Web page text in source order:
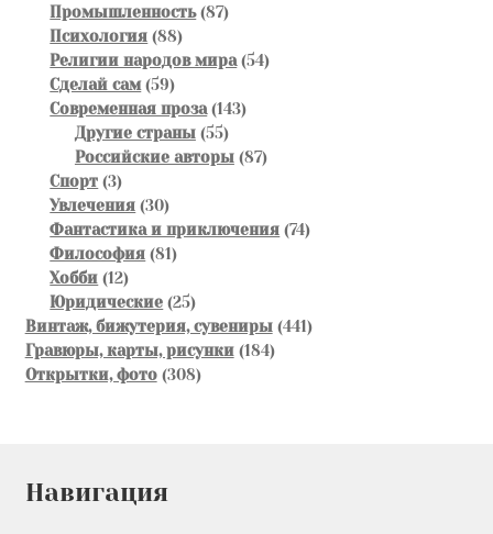
товаров
Промышленность 8787
Психология 8888
товаров
Религии народов мира 5454
Сделай сам 5959
товаров
Современная проза 143143
Другие страны 5555
товаров
Российские авторы 8787
Спорт 33
товара
Увлечения 3030
товаров
Фантастика и приключения 7474
Философия 8181
Хобби 1212
товаров
Юридические 2525
товаров
Винтаж, бижутерия, сувениры 441441
Гравюры, карты, рисунки 184184
Открытки, фото 308308
Навигация